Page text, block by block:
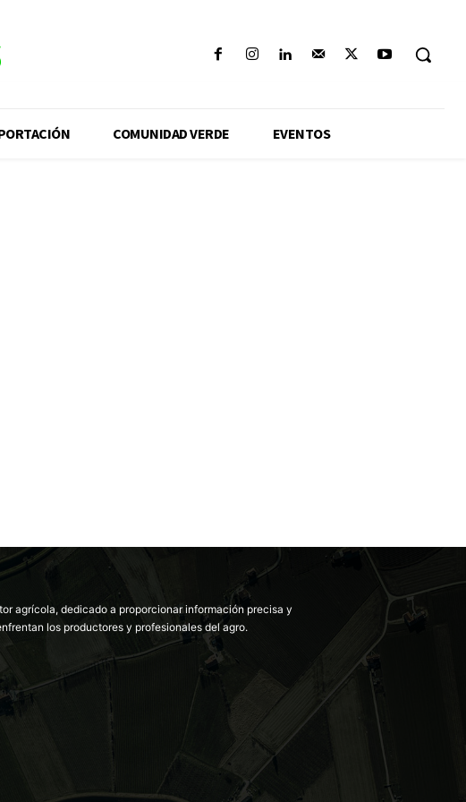
COMUNIDAD VERDE EVENTOS
agrícola, dedicado a proporcionar información precisa y
los productores y profesionales del agro.